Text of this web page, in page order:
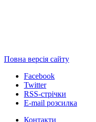
Повна версія сайту
Facebook
Twitter
RSS-стрічки
E-mail розсилка
Контакти